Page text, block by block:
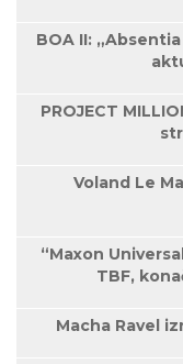
BOA II:
PROJECT
Voland Le
“Maxon
TBF,
Macha Ravel